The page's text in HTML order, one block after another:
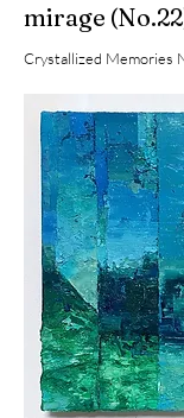
mirage
Crystallized Memories